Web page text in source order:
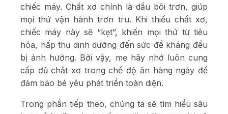
chiếc máy. Chất xơ chính là dầu bôi trơn, giúp
mọi thứ vận hành trơn tru. Khi thiếu chất xơ,
chiếc máy này sẽ “kẹt”, khiến mọi thứ từ tiêu
hóa, hấp thụ dinh dưỡng đến sức đề kháng đều
bị ảnh hưởng. Bởi vậy, mẹ hãy nhớ luôn cung
cấp đủ chất xơ trong chế độ ăn hàng ngày để
đảm bảo bé yêu phát triển toàn diện.
Trong phần tiếp theo, chúng ta sẽ tìm hiểu sâu